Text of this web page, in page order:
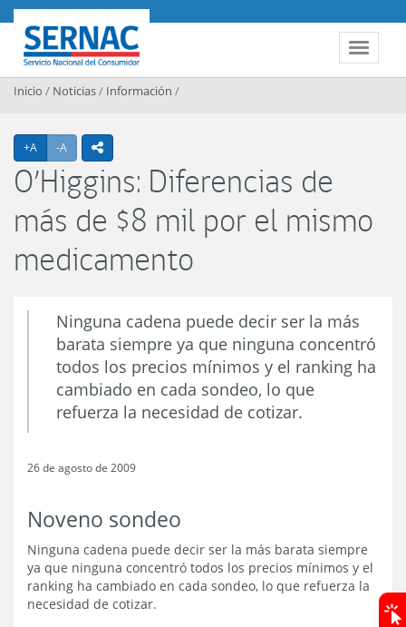
Contenido principal
Toggle
SERNAC
Inicio / Noticias/ Información /
+A Agrandar texto
-A Achicar textoicono compartir
O’Higgins: Diferencias de
más de $8 mil por el mismo
medicamento
Ninguna cadena puede decir ser la más
barata siempre ya que ninguna concentró
todos los precios mínimos y el ranking ha
cambiado en cada sondeo, lo que
refuerza la necesidad de cotizar.
26 de agosto de 2009
Noveno sondeo
Ninguna cadena puede decir ser la más barata siempre
ya que ninguna concentró todos los precios mínimos y el
ranking ha cambiado en cada sondeo, lo que refuerza la
necesidad de cotizar.